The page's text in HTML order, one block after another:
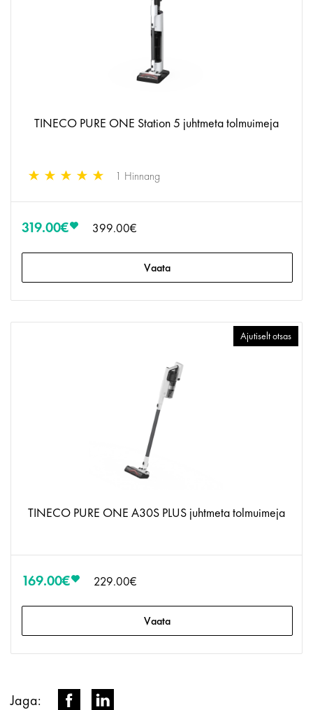
TINECO PURE ONE Station 5 juhtmeta tolmuimeja
1 Hinnang
319.00€ 399.00€
Vaata
Ajutiselt otsas
TINECO PURE ONE A30S PLUS juhtmeta tolmuimeja
169.00€ 229.00€
Vaata
Jaga: